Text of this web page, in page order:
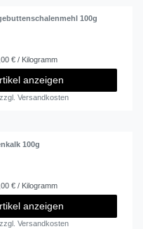
100g
€ / Kilogramm
anzeigen
zzgl.Versandkosten
100g
€ / Kilogramm
anzeigen
zzgl.Versandkosten